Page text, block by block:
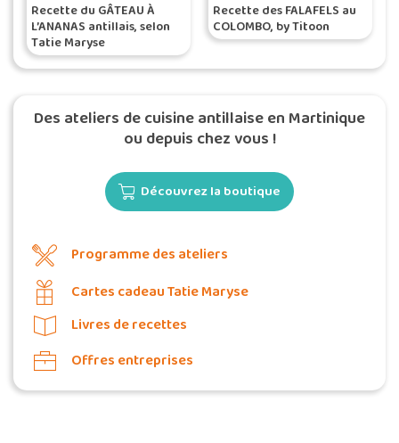
Recette du GÂTEAU À
L’ANANAS antillais, selon
Tatie Maryse
Recette des FALAFELS au
COLOMBO, by Titoon
Des ateliers de cuisine antillaise en Martinique
ou depuis chez vous !
Découvrez la boutique
Programme des ateliers
Cartes cadeau Tatie Maryse
Livres de recettes
Offres entreprises